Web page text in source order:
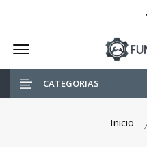
Offcanvas Menu Open
CATEGORIAS
Inicio